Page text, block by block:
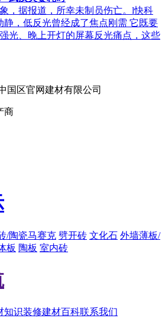
，据报道，所幸未制员伤亡。l快科
静，低反光曾经成了焦点刚需 它既要
光、晚上开灯的屏幕反光痛点，这些
国区官网建材有限公司
商
/陶瓷马赛克 劈开砖 文化石 外墙薄板/
板 陶板 室内砖
知识装修建材百科联系我们